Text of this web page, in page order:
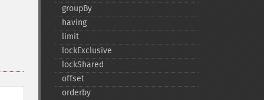
groupBy
having
limit
lockExclusive
lockShared
offset
orderby